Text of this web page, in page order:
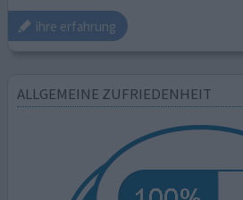
ihre erfahrung
ALLGEMEINE ZUFRIEDENHEIT